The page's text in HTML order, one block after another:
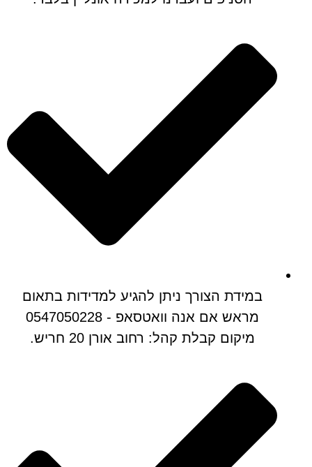
במידת הצורך ניתן להגיע למדידות בתאום
מראש אם אנה וואטסאפ - 0547050228
מיקום קבלת קהל: רחוב אורן 20 חריש.